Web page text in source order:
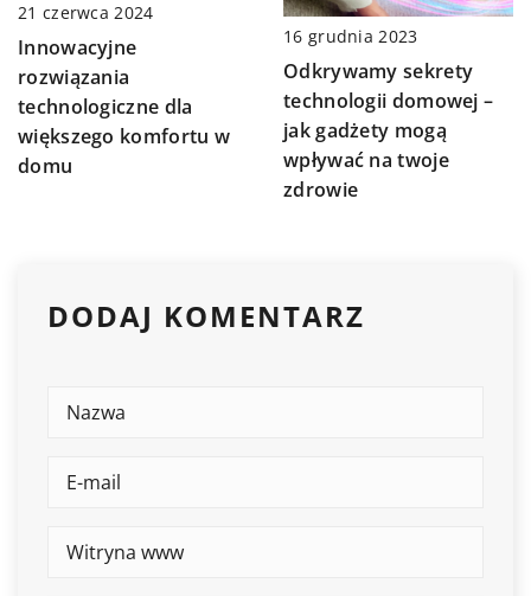
21 czerwca 2024
Innowacyjne
rozwiązania
technologiczne dla
większego komfortu w
domu
16 grudnia 2023
Odkrywamy sekrety
technologii domowej –
jak gadżety mogą
wpływać na twoje
zdrowie
DODAJ KOMENTARZ